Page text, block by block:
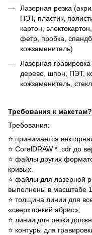
Лазерная резка
ПЭТ, пластик,
картон,
фетр, пробка,
кожзаменитель)
Лазерная
дерево, шпон, ПЭТ,
кожзаменитель,
Требования к макетам?
Требования:
⭐ принимается
⭐ CorelDRAW * .cdr до
⭐ файлы других
кривых.
⭐ файлы для лазерной
выполнены в масштабе
⭐ толщина линии для
«сверхтонкий абрис»;
⭐ линии для резки
⭐ контуры для